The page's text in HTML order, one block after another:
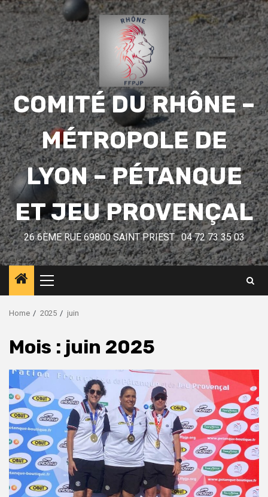
COMITÉ DU RHÔNE –
MÉTROPOLE DE
LYON – PÉTANQUE
ET JEU PROVENÇAL
26 6ÈME RUE 69800 SAINT PRIEST . 04 72 73 35 03
Home 2025 juin
Mois : juin 2025